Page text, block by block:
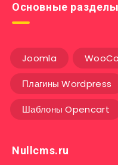
Основные разделы
Joomla
Плагины Wordpress
Шаблоны Opencart
Nullcms.ru